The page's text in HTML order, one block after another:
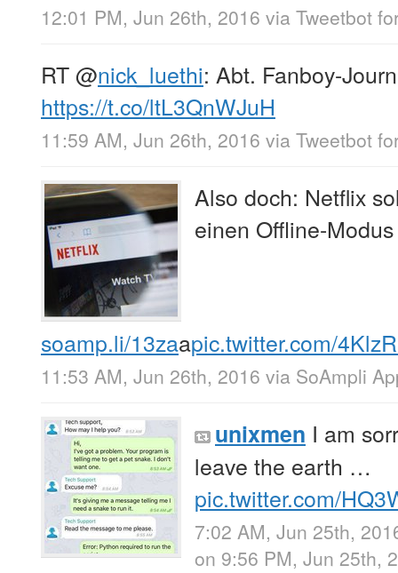
12:01 PM, Jun 26th, 2016 via Tweetbot
RT@nick_luethi: Abt. Fanboy-
https://t.co/ltL3QnWJuH
11:59 AM, Jun 26th, 2016 via Tweetbot
Also doch: Netflix
einen Offline-
soamp.li/13zaapic.twitter.com/
11:53 AM, Jun 26th, 2016 via SoAmpli
unixmen I am
leave the earth …
pic.twitter.com/
7:02 AM, Jun 25th,
on 9:56 PM, Jun 25th,